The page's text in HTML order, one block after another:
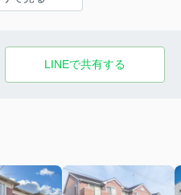
LINEで共有する